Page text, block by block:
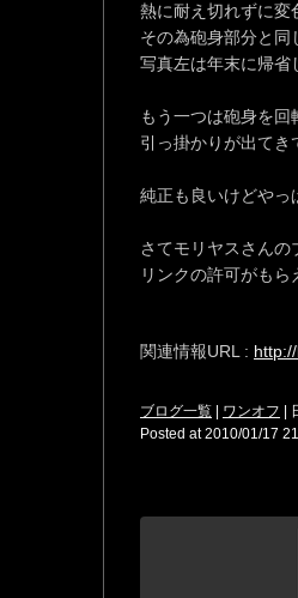
熱に耐え切れずに変
その為砲身部分と同
写真左は年末に帰省
もう一つは砲身を
引っ掛かりが出てき
純正も良いけどやっ
さてモリヤスさんの
リンクの許可がもら
関連情報URL :
ブログ一覧 ワンオフ |
Posted at 2010/01/17